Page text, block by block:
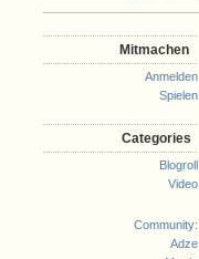
Mitmachen
Anmelden
Spielen
Categories
Blogroll
Video
Community:
Adze